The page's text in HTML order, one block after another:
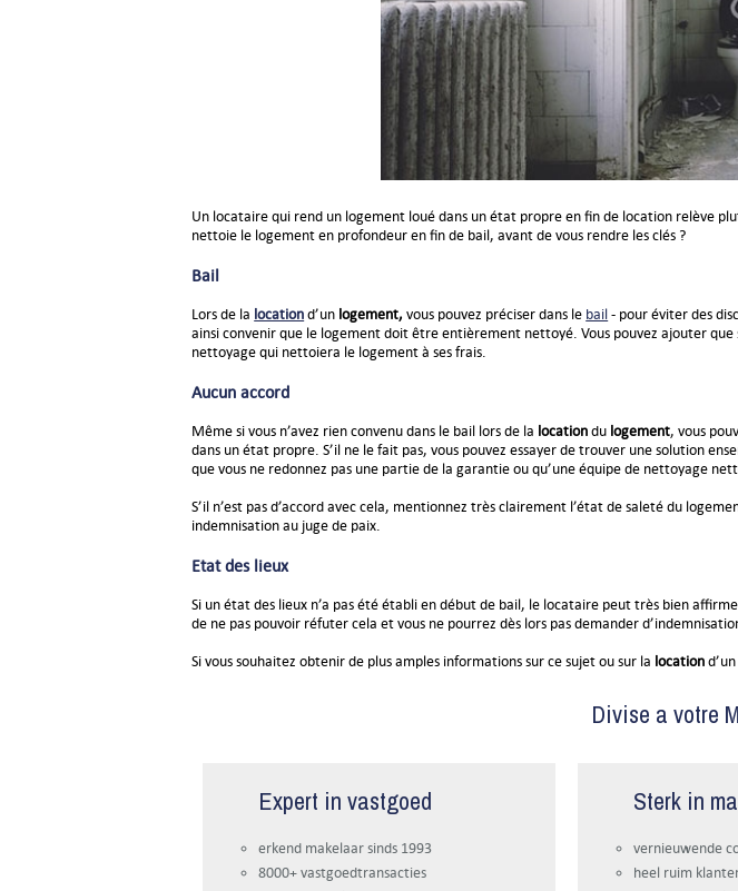
Un locataire qui rend un logement loué dans un état propre en fin de location relève
nettoie le logement en profondeur en fin de bail, avant de vous rendre les clés ?
Bail
Lors de la locationd’un logement,vous pouvez préciser dans le bail- pour éviter des
ainsi convenir que le logement doit être entièrement nettoyé. Vous pouvez ajouter
nettoyage qui nettoiera le logement à ses frais.
Aucun accord
Même si vous n’avez rien convenu dans le bail lors de la locationdu logement, vous
dans un état propre. S’il ne le fait pas, vous pouvez essayer de trouver une solution
que vous ne redonnez pas une partie de la garantie ou qu’une équipe de nettoyage
S’il n’est pas d’accord avec cela, mentionnez très clairement l’état de saleté du
indemnisation au juge de paix.
Etat des lieux
Si un état des lieux n’a pas été établi en début de bail, le locataire peut très bien
de ne pas pouvoir réfuter cela et vous ne pourrez dès lors pas demander
Si vous souhaitez obtenir de plus amples informations sur ce sujet ou sur la locationd’un
Divise a votre
Expert in vastgoed
erkend makelaar sinds 1993
8000+ vastgoedtransacties
Sterk in
vernieuwende
heel ruim